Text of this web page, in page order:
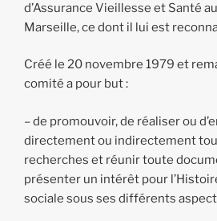
d’Assurance Vieillesse et Santé
Marseille, ce dont il lui est
Créé le 20 novembre 1979 et
comité a pour but :
– de promouvoir, de réaliser ou
directement ou indirectement
recherches et réunir toute
présenter un intérêt pour
sociale sous ses différents